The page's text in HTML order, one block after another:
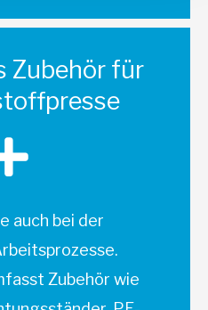
Zubehör für
auch bei der
Zubehör wie